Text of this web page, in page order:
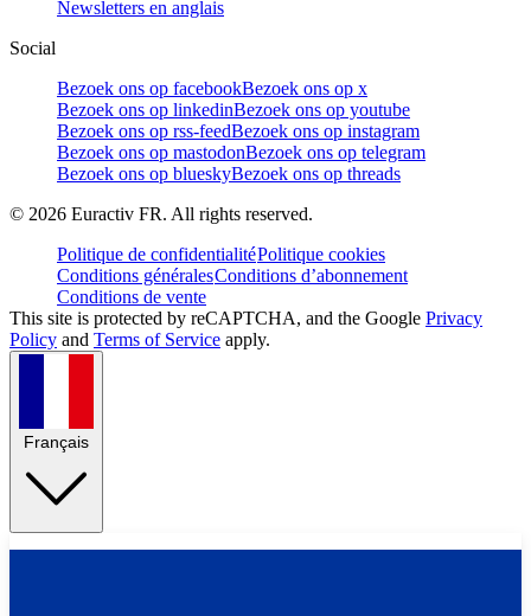
Newsletters en anglais
Social
Bezoek ons op facebookBezoek ons op x
Bezoek ons op linkedinBezoek ons op youtube
Bezoek ons op rss-feedBezoek ons op instagram
Bezoek ons op mastodonBezoek ons op telegram
Bezoek ons op blueskyBezoek ons op threads
© 2026 Euractiv FR. All rights reserved.
Politique de confidentialitéPolitique cookies
Conditions généralesConditions d’abonnement
Conditions de vente
This site is protected by reCAPTCHA, and the Google Privacy
Policy and Terms of Service apply.
Français